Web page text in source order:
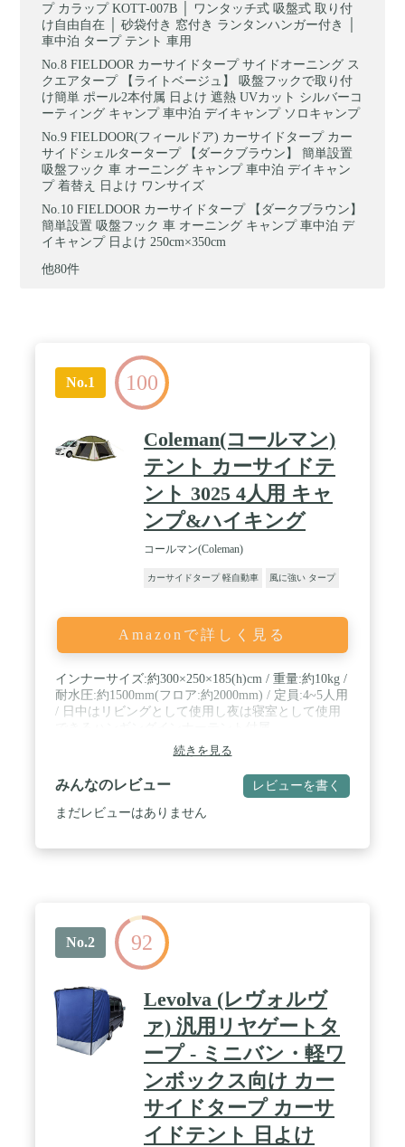
プ カラップ KOTT-007B │ ワンタッチ式 吸盤式 取り付
け自由自在 │ 砂袋付き 窓付き ランタンハンガー付き │
車中泊 タープ テント 車用
FIELDOOR カーサイドタープ サイドオーニング ス
クエアタープ 【ライトベージュ】 吸盤フックで取り付
け簡単 ポール2本付属 日よけ 遮熱 UVカット シルバーコ
ーティング キャンプ 車中泊 デイキャンプ ソロキャンプ
FIELDOOR(フィールドア) カーサイドタープ カー
サイドシェルタータープ 【ダークブラウン】 簡単設置
吸盤フック 車 オーニング キャンプ 車中泊 デイキャン
プ 着替え 日よけ ワンサイズ
FIELDOOR カーサイドタープ 【ダークブラウン】
簡単設置 吸盤フック 車 オーニング キャンプ 車中泊 デ
イキャンプ 日よけ 250cm×350cm
他80件
No.1 100
Coleman(コールマン)
テント カーサイドテ
ント 3025 4人用 キャ
ンプ&ハイキング
コールマン(Coleman)
カーサイドタープ 軽自動車 風に強い タープ
Amazonで詳しく見る
インナーサイズ:約300×250×185(h)cm / 重量:約10kg /
耐水圧:約1500mm(フロア:約2000mm) / 定員:4~5人用
/ 日中はリビングとして使用し夜は寝室として使用
続きを見る
みんなのレビュー レビューを書く
まだレビューはありません
No.2 92
Levolva (レヴォルヴ
ァ) 汎用リヤゲートタ
ープ - ミニバン・軽ワ
ンボックス向け カー
サイドタープ カーサ
イドテント 日よけ